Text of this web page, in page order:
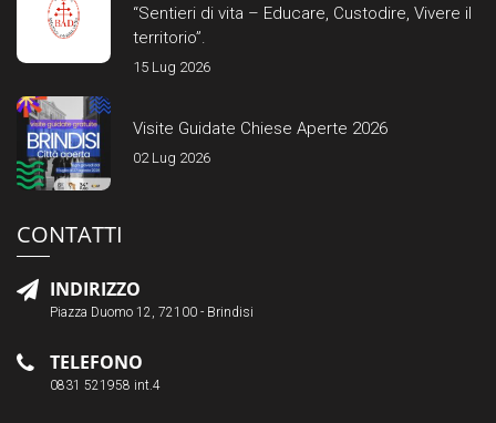
“Sentieri di vita – Educare, Custodire, Vivere il
territorio”.
15 Lug 2026
Visite Guidate Chiese Aperte 2026
02 Lug 2026
CONTATTI
INDIRIZZO
Piazza Duomo 12, 72100 - Brindisi
TELEFONO
0831 521958 int.4